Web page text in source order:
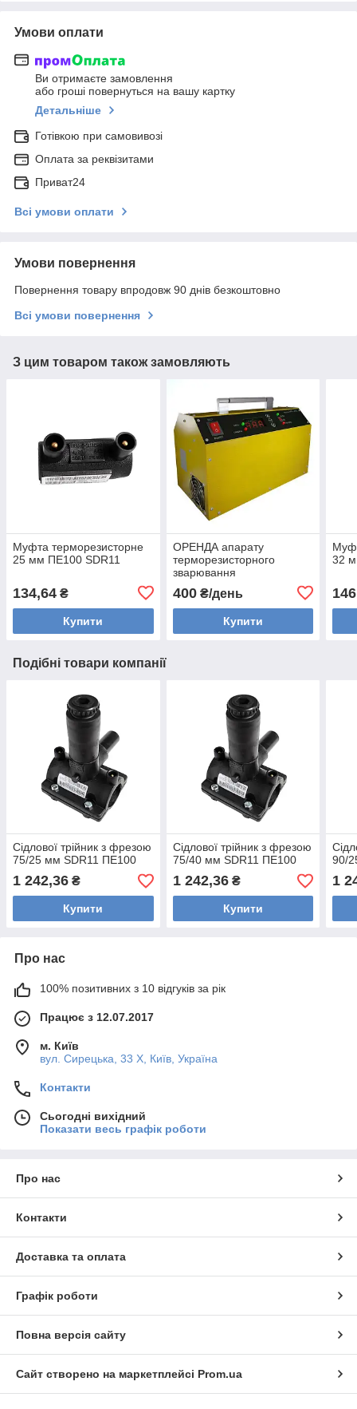
Умови оплати
Ви отримаєте замовлення
або гроші повернуться на вашу картку
Детальніше
Готівкою при самовивозі
Оплата за реквізитами
Приват24
Всі умови оплати
Умови повернення
Повернення товару впродовж 90 днів безкоштовно
Всі умови повернення
З цим товаром також замовляють
Муфта терморезисторне
25 мм ПЕ100 SDR11
134,64 ₴
Купити
ОРЕНДА апарату
терморезисторного
зварювання
Дарфин MC-250
400₴/день
Купити
32
Подібні товари компанії
Сідлової трійник з фрезою
75/25 мм SDR11 ПЕ100
1 242,36 ₴
Купити
Сідлової трійник з фрезою
75/40 мм SDR11 ПЕ100
1 242,36₴
Купити
90/
1
Про нас
100% позитивних з 10 відгуків за рік
Працює з 12.07.2017
м. Київ
вул. Сирецька, 33 Х, Київ, Україна
Контакти
Сьогодні вихідний
Показати весь графік роботи
Про нас
Контакти
Доставка та оплата
Графік роботи
Повна версія сайту
Сайт створено на маркетплейсі Prom.ua